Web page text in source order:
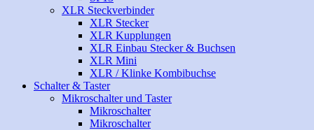
XLR Steckverbinder
XLR Stecker
XLR Kupplungen
XLR Einbau Stecker & Buchsen
XLR Mini
XLR / Klinke Kombibuchse
Schalter & Taster
Mikroschalter und Taster
Mikroschalter
Mikroschalter